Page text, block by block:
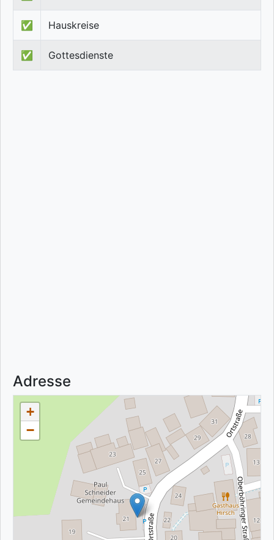
✅ Hauskreise
✅ Gottesdienste
Adresse
+
−